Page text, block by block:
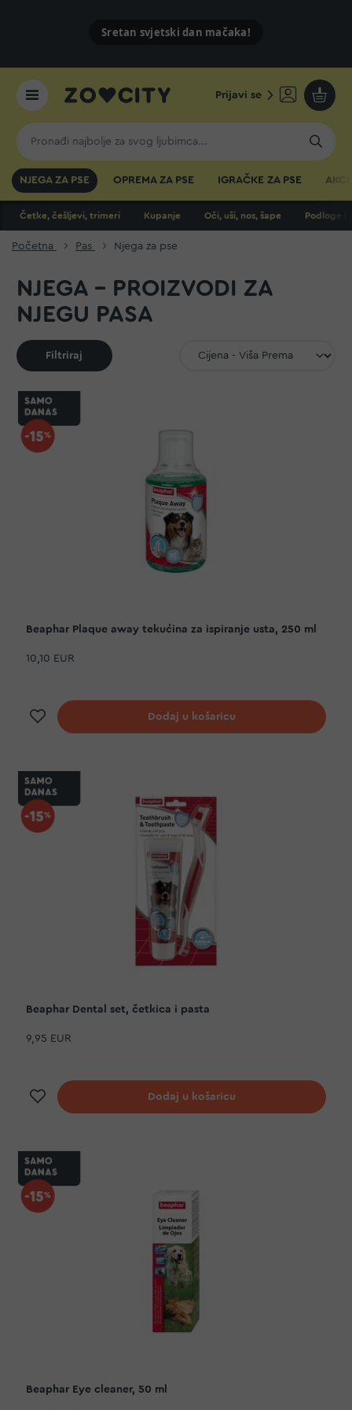
Sretan svjetski dan mačaka!
Prijavi se
Moja
NJEGA ZA PSE OPREMA ZA PSE IGRAČKE ZA PSE
Četke, češljevi, trimeri Kupanje Oči, uši, nos, šape Podloge i
Početna Pas Njega za pse
NJEGA - PROIZVODI ZA
NJEGU PASA
Filtriraj
Beaphar Plaque away tekućina za ispiranje usta, 250 ml
10,10 EUR
Dodaj na listu želja
Dodaj u košaricu
Beaphar Dental set, četkica i pasta
9,95 EUR
Dodaj na listu želja
Dodaj u košaricu
Beaphar Eye cleaner, 50 ml